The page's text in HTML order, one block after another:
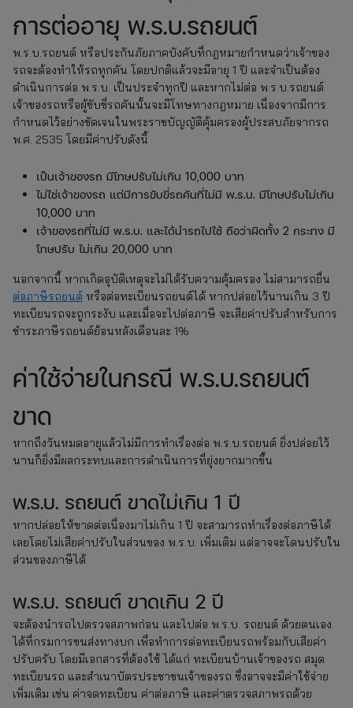
การต่ออายุ พ.ร.บ.รถยนต์
พ.ร.บ.รถยนต์ หรือประกันภัยภาคบังคับที่กฎหมายกำหนดว่าเจ้าของ
รถจะต้องทำให้รถทุกคัน โดยปกติแล้วจะมีอายุ 1 ปี และจำเป็นต้อง
ดำเนินการต่อ พ.ร.บ. เป็นประจำทุกปี และหากไม่ต่อ พ.ร.บ.รถยนต์
เจ้าของรถหรือผู้ขับขี่รถคันนั้นจะมีโทษทางกฎหมาย เนื่องจากมีการ
กำหนดไว้อย่างชัดเจนในพระราชบัญญัติคุ้มครองผู้ประสบภัยจากรถ
พ.ศ. 2535 โดยมีค่าปรับดังนี้
เป็นเจ้าของรถ มีโทษปรับไม่เกิน 10,000 บาท
ไม่ใช่เจ้าของรถ แต่มีการขับขี่รถคันที่ไม่มี พ.ร.บ. มีโทษปรับไม่เกิน
10,000 บาท
เจ้าของรถที่ไม่มี พ.ร.บ. และได้นำรถไปใช้ ถือว่าผิดทั้ง 2 กระทง มี
โทษปรับ ไม่เกิน 20,000 บาท
นอกจากนี้ หากเกิดอุบัติเหตุจะไม่ได้รับความคุ้มครอง ไม่สามารถยื่น
ต่อภาษีรถยนต์ หรือต่อทะเบียนรถยนต์ได้ หากปล่อยไว้นานเกิน 3 ปี
ทะเบียนรถจะถูกระงับ และเมื่อจะไปต่อภาษี จะเสียค่าปรับสำหรับการ
ชำระภาษีรถยนต์ย้อนหลังเดือนละ 1%
ค่าใช้จ่ายในกรณี พ.ร.บ.รถยนต์
ขาด
หากถึงวันหมดอายุแล้วไม่มีการทำเรื่องต่อ พ.ร.บ.รถยนต์ ยิ่งปล่อยไว้
นานก็ยิ่งมีผลกระทบและการดำเนินการที่ยุ่งยากมากขึ้น
พ.ร.บ. รถยนต์ ขาดไม่เกิน 1 ปี
หากปล่อยให้ขาดต่อเนื่องมาไม่เกิน 1 ปี จะสามารถทำเรื่องต่อภาษีได้
เลยโดยไม่เสียค่าปรับในส่วนของ พ.ร.บ. เพิ่มเติม แต่อาจจะโดนปรับใน
ส่วนของภาษีได้
พ.ร.บ. รถยนต์ ขาดเกิน 2 ปี
จะต้องนำรถไปตรวจสภาพก่อน และไปต่อ พ.ร.บ. รถยนต์ ด้วยตนเอง
ได้ที่กรมการขนส่งทางบก เพื่อทำการต่อทะเบียนรถพร้อมกับเสียค่า
ปรับครับ โดยมีเอกสารที่ต้องใช้ ได้แก่ ทะเบียนบ้านเจ้าของรถ สมุด
ทะเบียนรถ และสำเนาบัตรประชาชนเจ้าของรถ ซึ่งอาจจะมีค่าใช้จ่าย
เพิ่มเติม เช่น ค่าจดทะเบียน ค่าต่อภาษี และค่าตรวจสภาพรถด้วย